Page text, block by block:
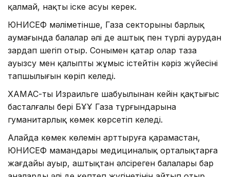
қалмай, нақты іске асуы керек.
ЮНИСЕФ мәліметінше, Газа секторының барлық
аумағында балалар әлі де аштық пен түрлі аурудан
зардап шегіп отыр. Сонымен қатар олар таза
ауызсу мен қалыпты жұмыс істейтін кәріз жүйесінің
тапшылығын көріп келеді.
ХАМАС-тың Израильге шабуылынан кейін қақтығыс
басталғалы бері БҰҰ Газа тұрғындарына
гуманитарлық көмек көрсетіп келеді.
Алайда көмек көлемін арттыруға қарамастан,
ЮНИСЕФ мамандары медициналық орталықтарға
жағдайы ауыр, аштықтан әлсіреген балалары бар